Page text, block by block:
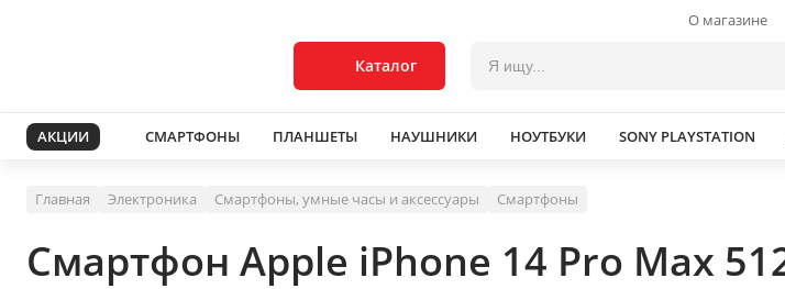
О магазине
Каталог
АКЦИИ СМАРТФОНЫ ПЛАНШЕТЫ НАУШНИКИ НОУТБУКИ SONY PLAYSTATION
Главная Электроника Смартфоны, умные часы и аксессуары Смартфоны
Смартфон Apple iPhone 14 Pro Max